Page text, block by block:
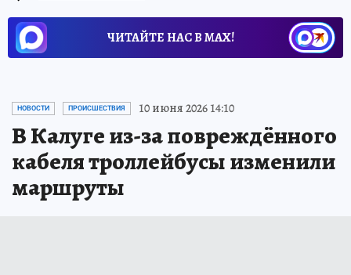
ЧИТАЙТЕ НАС В МАХ!
НОВОСТИ ПРОИСШЕСТВИЯ 10 июня 2026 14:10
В Калуге из-за повреждённого
кабеля троллейбусы изменили
маршруты